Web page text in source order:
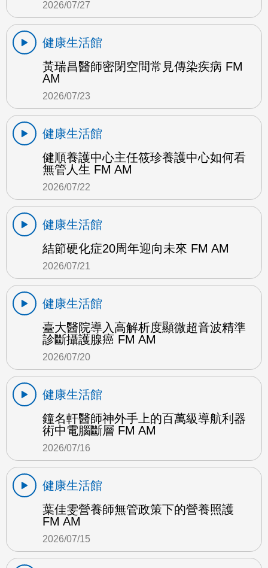
2026/07/27
健康生活館
黃瑞昌醫師密閉空間常見傳染疾病 FM
AM
2026/07/23
健康生活館
健順養護中心主任筱珍養護中心如何看
無管人生 FM AM
2026/07/22
健康生活館
結節硬化症20周年迎向未來 FM AM
2026/07/21
健康生活館
臺大醫院導入高解析度顯微超音波精準
診斷攝護腺癌 FM AM
2026/07/20
健康生活館
鐘名軒醫師神外手上的百萬級導航利器
術中電腦斷層 FM AM
2026/07/16
健康生活館
葉佳雯營養師無管政策下的營養照護
FM AM
2026/07/15